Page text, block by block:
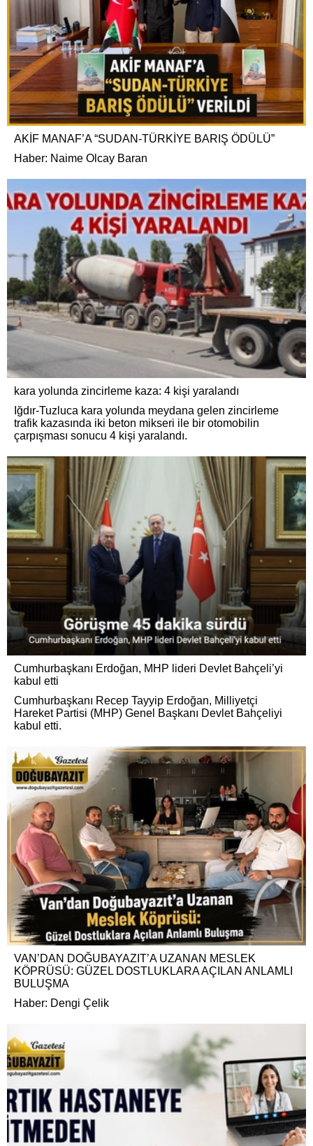
AKİF MANAF’A “SUDAN-TÜRKİYE BARIŞ ÖDÜLÜ”
Haber: Naime Olcay Baran
kara yolunda zincirleme kaza: 4 kişi yaralandı
Iğdır-Tuzluca kara yolunda meydana gelen zincirleme
trafik kazasında iki beton mikseri ile bir otomobilin
çarpışması sonucu 4 kişi yaralandı.
Cumhurbaşkanı Erdoğan, MHP lideri Devlet Bahçeli’yi
kabul etti
Cumhurbaşkanı Recep Tayyip Erdoğan, Milliyetçi
Hareket Partisi (MHP) Genel Başkanı Devlet Bahçeliyi
kabul etti.
VAN’DAN DOĞUBAYAZIT’A UZANAN MESLEK
KÖPRÜSÜ: GÜZEL DOSTLUKLARA AÇILAN ANLAMLI
BULUŞMA
Haber: Dengi Çelik